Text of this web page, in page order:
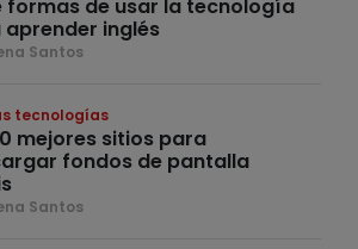
formas de usar la tecnología
aprender inglés
Santos
tecnologías
mejores sitios para
fondos de pantalla
Santos